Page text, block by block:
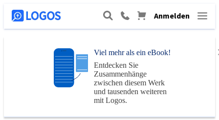
Anmelden
Viel mehr als ein eBook!
Entdecken Sie
Zusammenhänge
zwischen diesem Werk
und tausenden weiteren
mit Logos.